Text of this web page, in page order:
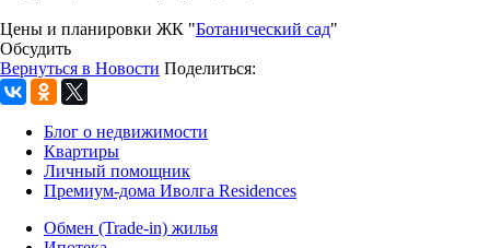
Цены и планировки ЖК "Ботанический сад"
Обсудить
Вернуться в Новости Поделиться:
Блог о недвижимости
Квартиры
Личный помощник
Премиум-дома Иволга Residences
Обмен (Trade-in) жилья